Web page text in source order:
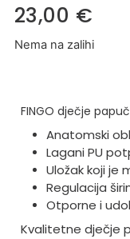
23,00 €
Nema na zalihi
FINGO dječje
Anatomski
Lagani PU
Uložak koji je
Regulacija
Otporne i
Kvalitetne dječje